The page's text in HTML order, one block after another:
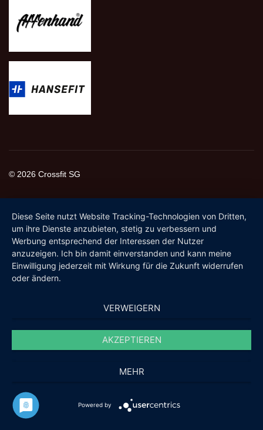
© 2026 Crossfit SG
Diese Seite nutzt Website Tracking-Technologien von Dritten,
um ihre Dienste anzubieten, stetig zu verbessern und
Werbung entsprechend der Interessen der Nutzer
anzuzeigen. Ich bin damit einverstanden und kann meine
Einwilligung jederzeit mit Wirkung für die Zukunft widerrufen
oder ändern.
VERWEIGERN
AKZEPTIEREN
MEHR
Powered by